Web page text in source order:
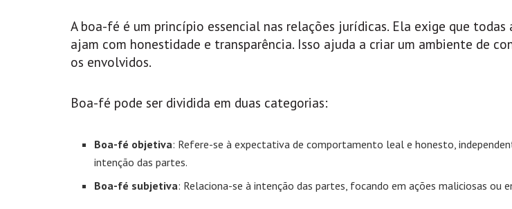
A boa-fé é um princípio essencial nas relações jurídicas. Ela exige que todas
ajam com honestidade e transparência. Isso ajuda a criar um ambiente de
os envolvidos.
Boa-fé pode ser dividida em duas categorias:
Boa-fé objetiva: Refere-se à expectativa de comportamento leal e honesto,
intenção das partes.
Boa-fé subjetiva: Relaciona-se à intenção das partes, focando em ações maliciosas ou